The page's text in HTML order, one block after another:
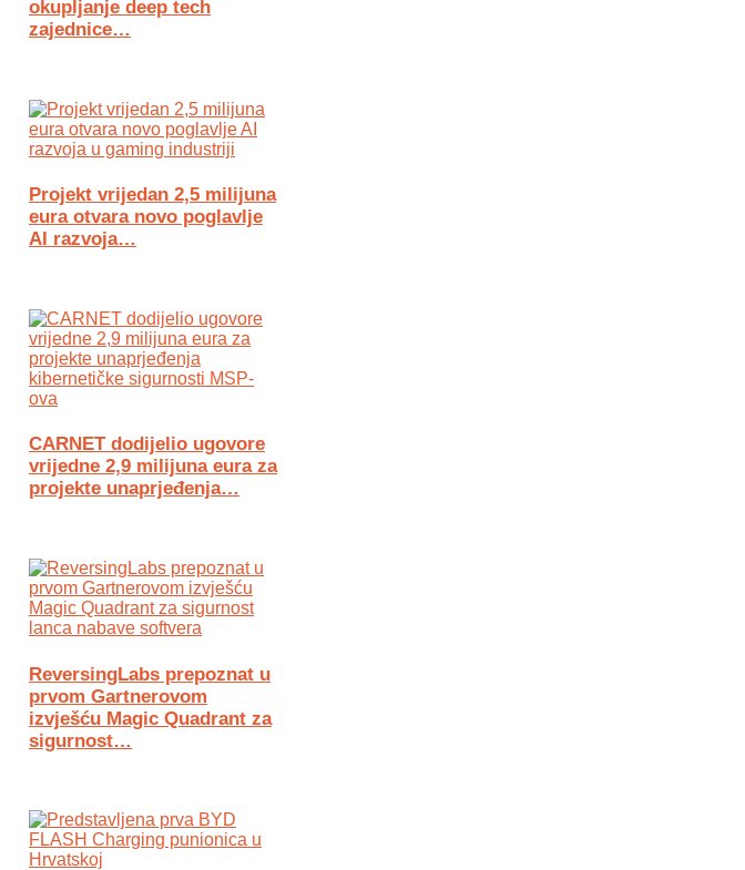
okupljanje deep tech
zajednice…
Projekt vrijedan 2,5 milijuna
eura otvara novo poglavlje
AI razvoja…
CARNET dodijelio ugovore
vrijedne 2,9 milijuna eura za
projekte unaprjeđenja…
ReversingLabs prepoznat u
prvom Gartnerovom
izvješću Magic Quadrant za
sigurnost…